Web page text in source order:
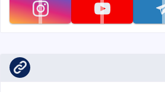
تابعنا على telegram تابعنا على youtube تابعنا على instagram